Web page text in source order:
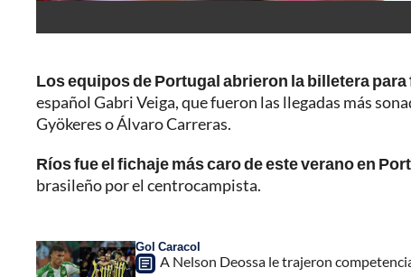
Los equipos de Portugal abrieron la billetera
español Gabri Veiga, que fueron las llegadas más
Gyökeres o Álvaro Carreras.
Ríos fue el fichaje más caro de este verano en
brasileño por el centrocampista.
Gol Caracol
A Nelson Deossa le trajeron